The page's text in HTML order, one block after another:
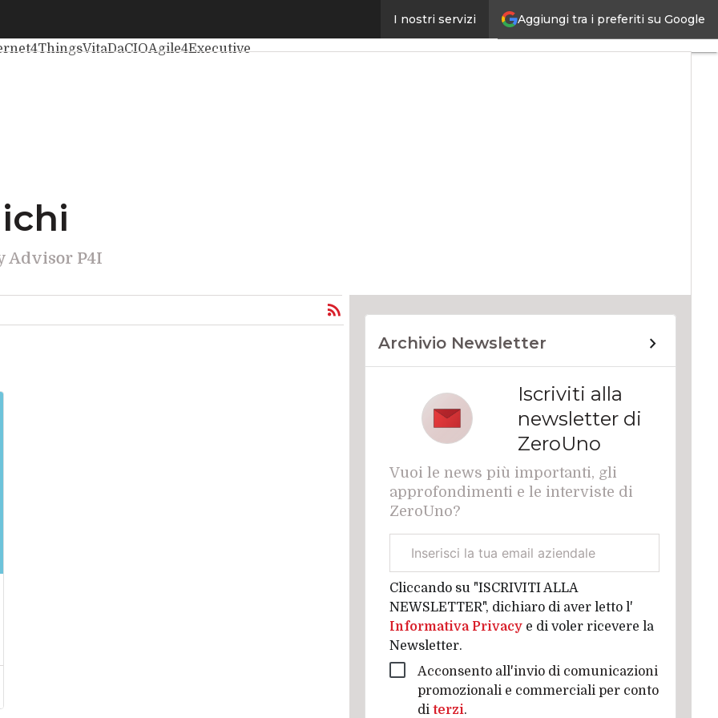
Aggiungi tra i preferiti su Google
I nostri servizi
Data Center
VitaDaCIOAgile4Executive
Advisor P4I
Archivio Newsletter
Iscriviti alla
newsletter di
ZeroUno
Vuoi le news più importanti, gli
approfondimenti e le interviste di
ZeroUno?
aziendale
Cliccando su "ISCRIVITI ALLA
NEWSLETTER", dichiaro di aver letto l'
Informativa Privacy e di voler ricevere la
Newsletter.
Acconsento all'invio di comunicazioni
promozionali e commerciali per conto
diterzi.